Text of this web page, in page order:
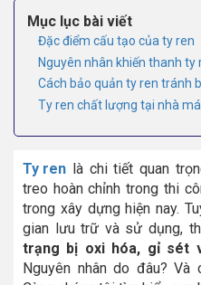
Mục lục bài viết
Đặc điểm cấu tạo của ty ren
Nguyên nhân khiến thanh ty
Cách bảo quản ty ren tránh
Ty ren chất lượng tại nhà
Ty ren là chi tiết quan
treo hoàn chỉnh trong thi
trong xây dựng hiện nay.
gian lưu trữ và sử dụng,
trạng bị oxi hóa, gỉ sét
Nguyên nhân do đâu?